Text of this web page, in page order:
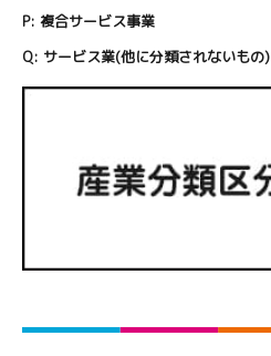
P: 複合サービス事業
Q: サービス業(他に分類されないもの)